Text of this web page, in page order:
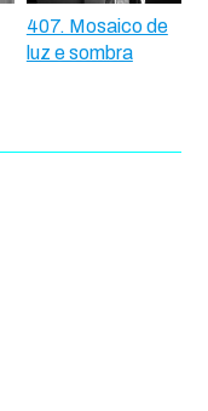
407. Mosaico de
luz e sombra